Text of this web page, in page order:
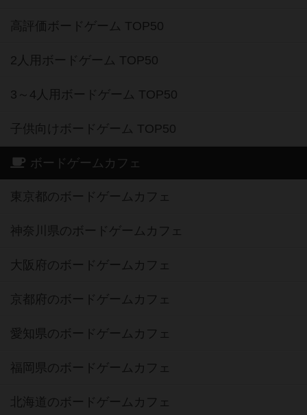
高評価ボードゲーム TOP50
2人用ボードゲーム TOP50
3～4人用ボードゲーム TOP50
子供向けボードゲーム TOP50
ボードゲームカフェ
東京都のボードゲームカフェ
神奈川県のボードゲームカフェ
大阪府のボードゲームカフェ
京都府のボードゲームカフェ
愛知県のボードゲームカフェ
福岡県のボードゲームカフェ
北海道のボードゲームカフェ